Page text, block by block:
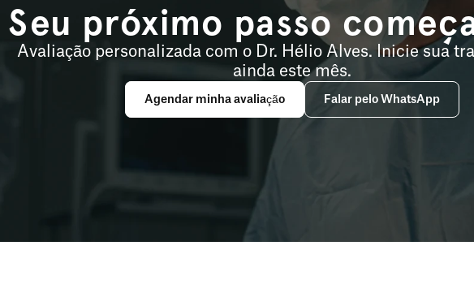
Seu próximo passo
Avaliação personalizada com o Dr. Hélio Alves. Inicie sua
ainda este mês.
Agendar minha avaliação Falar pelo WhatsApp